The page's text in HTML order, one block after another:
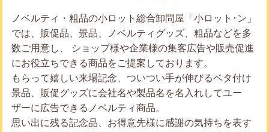
ノベルティ・粗品の小ロット総合卸問屋「小ロット･ン」
では、販促品、景品、ノベルティグッズ、粗品などを多
数ご用意し、 ショップ様や企業様の集客広告や販売促進
にお役立ちできる商品をご提案しております。
もらって嬉しい来場記念、ついつい手が伸びるベタ付け
景品、販促グッズに会社名や製品名を名入れしてユー
ザーに広告できるノベルティ商品。
思い出に残る記念品、お得意先様に感謝の気持ちを表す